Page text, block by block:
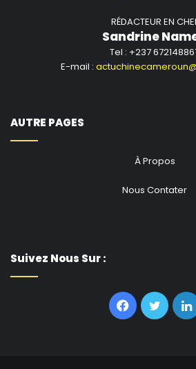
RÉDACTEUR EN
Sandrine
Tel : +237
E-mail :
AUTRE PAGES
À Propos
Nous Contater
Suivez Nous Sur :
Facebook